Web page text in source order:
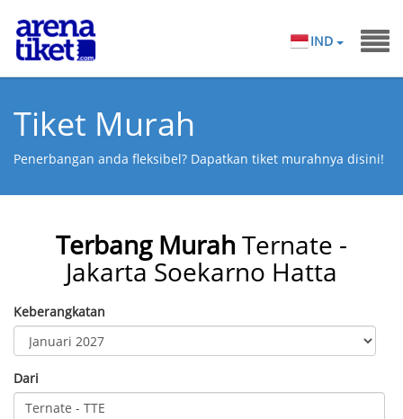
IND
Tiket Murah
Penerbangan anda fleksibel? Dapatkan tiket murahnya disini!
Terbang MurahTernate -
Jakarta Soekarno Hatta
Keberangkatan
Dari